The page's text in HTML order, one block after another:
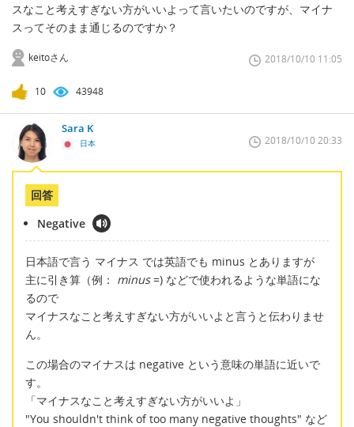
スなこと考えすぎない方がいいよって言いたいのですが、マイナ
スってそのまま通じるのですか？
keitoさん 2018/10/10 11:05
10 43948
Sara K
日本 2018/10/10 20:33
回答
Negative
日本語で言う マイナス では英語でも minus とありますが
主に引き算（例： minus=) などで使われるような単語にな
るので
マイナスなこと考えすぎない方がいいよと言うと伝わりませ
ん。
この場合のマイナスは negative という意味の単語に近いで
す。
「マイナスなこと考えすぎない方がいいよ」
"You shouldn't think of too many negative thoughts" など